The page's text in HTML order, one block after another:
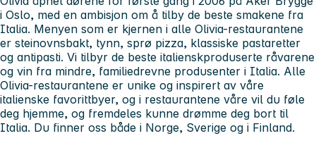
i Oslo, med en ambisjon om å tilby de beste smakene fra
Italia. Menyen som er kjernen i alle Olivia-restaurantene
er steinovnsbakt, tynn, sprø pizza, klassiske pastaretter
og antipasti. Vi tilbyr de beste italienskproduserte råvarene
og vin fra mindre, familiedrevne produsenter i Italia. Alle
Olivia-restaurantene er unike og inspirert av våre
italienske favorittbyer, og i restaurantene våre vil du føle
deg hjemme, og fremdeles kunne drømme deg bort til
Italia. Du finner oss både i Norge, Sverige og i Finland.